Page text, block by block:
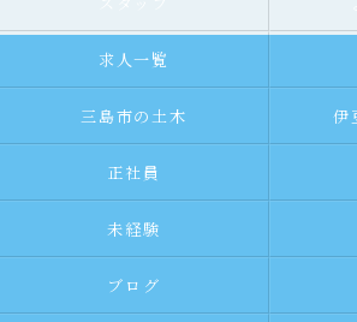
求人一覧
三島市の土木 伊
正社員
未経験
ブログ